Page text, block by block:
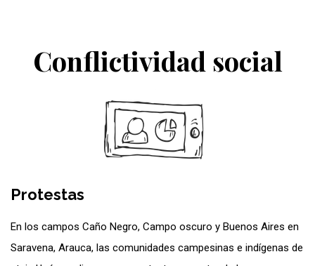
Conflictividad social
Protestas
En los campos Caño Negro, Campo oscuro y Buenos Aires en
Saravena, Arauca, las comunidades campesinas e indígenas de